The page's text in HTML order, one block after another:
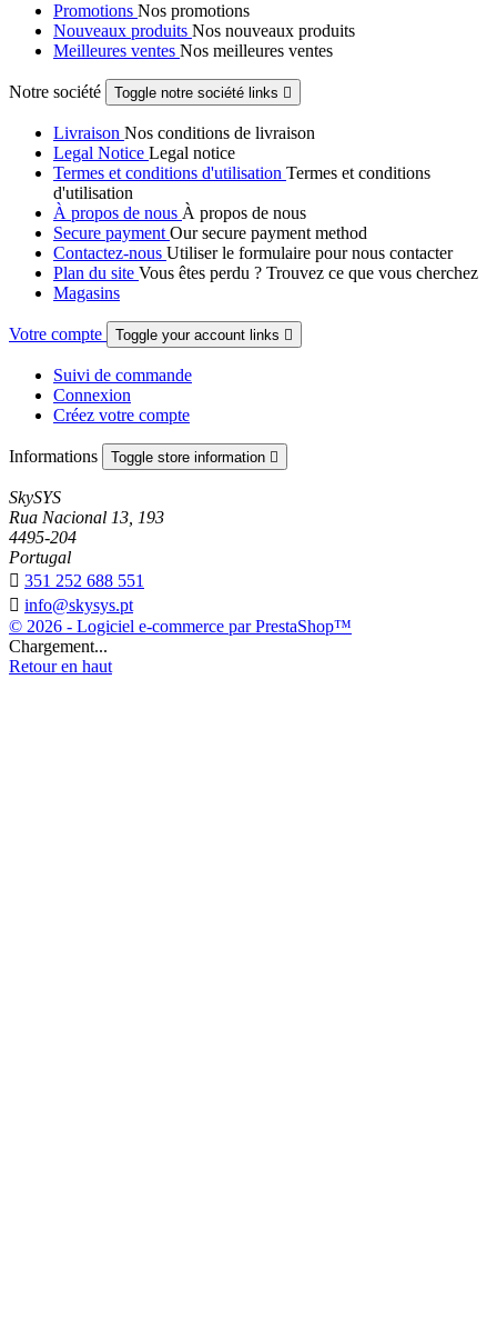
Promotions Nos promotions
Nouveaux produits Nos nouveaux produits
Meilleures ventes Nos meilleures ventes
Notre société Toggle notre société links 
Livraison Nos conditions de livraison
Legal Notice Legal notice
Termes et conditions d'utilisation Termes et conditions
d'utilisation
À propos de nous À propos de nous
Secure payment Our secure payment method
Contactez-nous Utiliser le formulaire pour nous contacter
Plan du site Vous êtes perdu ? Trouvez ce que vous cherchez
Magasins
Votre compte Toggle your account links 
Suivi de commande
Connexion
Créez votre compte
Informations Toggle store information 
SkySYS
Rua Nacional 13, 193
4495-204
Portugal
 351 252 688 551
 info@skysys.pt
© 2026 - Logiciel e-commerce par PrestaShop™
Chargement...
Retour en haut